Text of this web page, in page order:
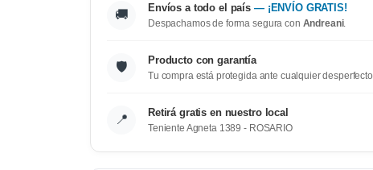
🚚 Envíos a todo el país — ¡ENVÍO GRATIS!
Despachamos de forma segura con Andreani.
🛡️ Producto con garantía
Tu compra está protegida ante cualquier desperfecto.
📍 Retirá gratis en nuestro local
Teniente Agneta 1389 - ROSARIO